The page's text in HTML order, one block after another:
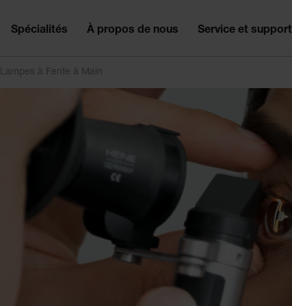
Spécialités À propos de nous Service et support
Lampes à Fente à Main